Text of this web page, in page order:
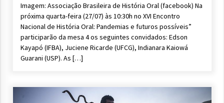
Imagem: Associação Brasileira de História Oral (facebook) Na
próxima quarta-feira (27/07) às 10:30h no XVI Encontro
Nacional de História Oral: Pandemias e futuros possíveis”
participarão da mesa 4 os seguintes convidados: Edson
Kayapó (IFBA), Juciene Ricarde (UFCG), Indianara Kaiowá
Guarani (USP). As […]